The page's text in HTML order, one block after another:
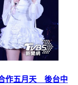
作五月天 後台中